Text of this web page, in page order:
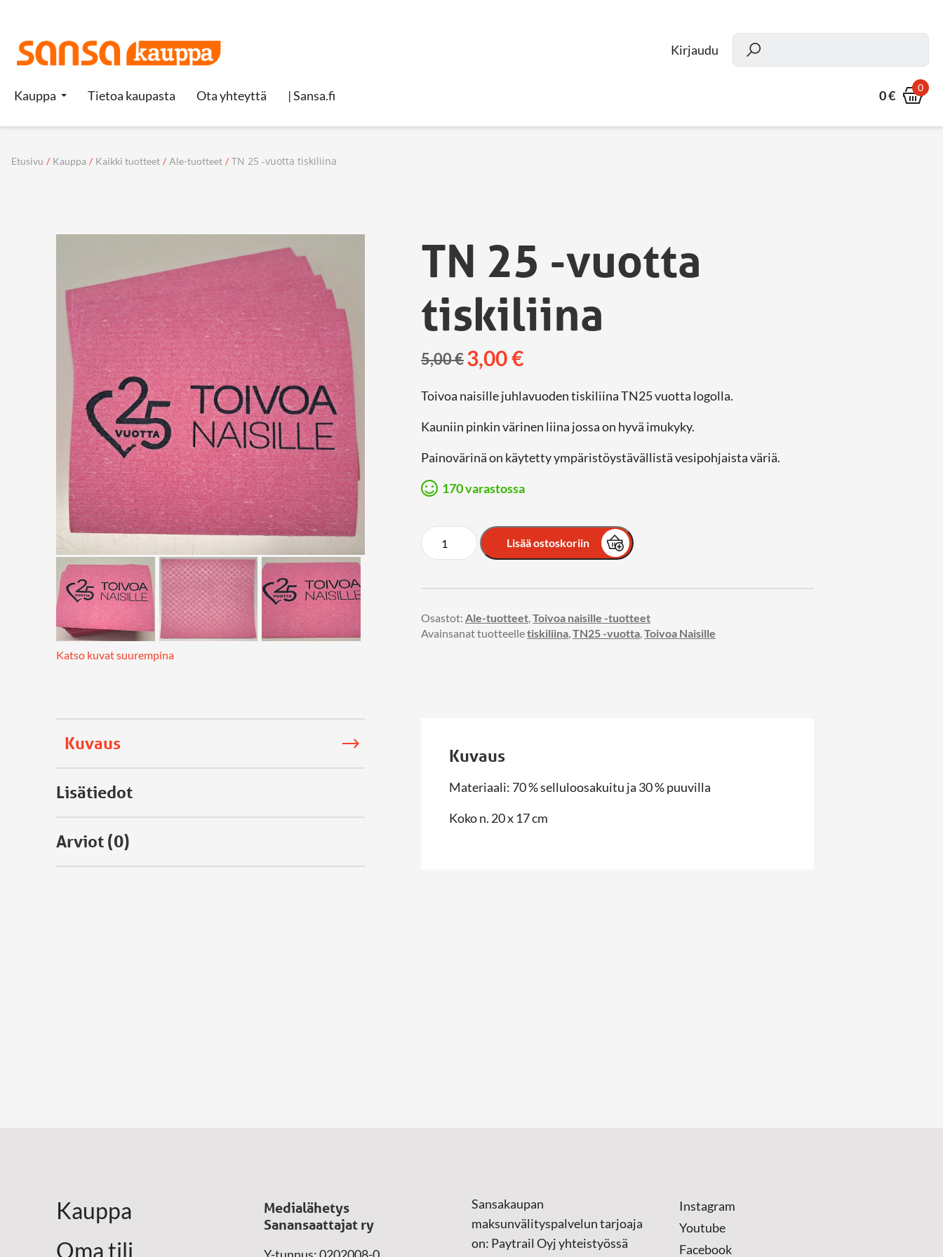
Kirjaudu
Kauppa Tietoa kaupasta Ota yhteyttä | Sansa.fi 0 €
0
Etusivu / Kauppa / Kaikki tuotteet / Ale-tuotteet / TN 25 -vuotta tiskiliina
Katso kuvat suurempina
TN 25 -vuotta
tiskiliina
5,00€3,00€
Toivoa naisille juhlavuoden tiskiliina TN25 vuotta logolla.
Kauniin pinkin värinen liina jossa on hyvä imukyky.
Painovärinä on käytetty ympäristöystävällistä vesipohjaista väriä.
170 varastossa
Lisää ostoskoriin
Osastot: Ale-tuotteet,Toivoa naisille -tuotteet
Avainsanat tuotteelletiskiliina,TN25 -vuotta,Toivoa Naisille
Kuvaus
Lisätiedot
Arviot (0)
Kuvaus
Materiaali: 70 % selluloosakuitu ja 30 % puuvilla
Koko n. 20 x 17 cm
Kauppa
Oma tili
Medialähetys
Sanansaattajat ry
Sansakaupan
maksunvälityspalvelun tarjoaja
on: Paytrail Oyj yhteistyössä
Instagram
Youtube
Facebook